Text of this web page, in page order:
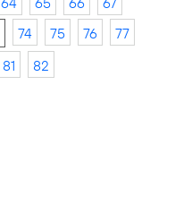
74 75 76
77
81 82